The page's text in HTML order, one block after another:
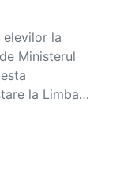
elevilor la
Ministerul
la Limba…